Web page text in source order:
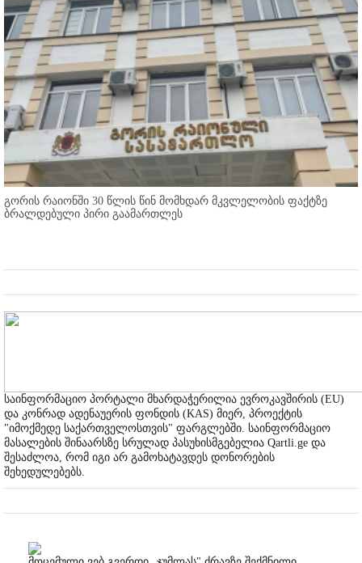
გორის რაიონში 30 წლის წინ მომხდარ მკვლელობის ფაქტზე
ბრალდებული პირი გაამართლეს
საინფორმაციო პორტალი მხარდაჭერილია ევროკავშირის (EU)
და კონრად ადენაუერის ფონდის (KAS) მიერ, პროექტის
"იმოქმედე საქართველოსთვის" ფარგლებში. საინფორმაციო
მასალების შინაარსზე სრულად პასუხისმგებელია Qartli.ge და
შესაძლოა, რომ იგი არ გამოხატავდეს დონორების
შეხედულებებს.